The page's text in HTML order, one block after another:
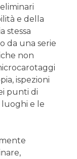
e della
stessa
da una serie
non
ispezioni
punti di
luoghi e le